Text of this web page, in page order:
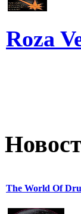
Roza
The World Of